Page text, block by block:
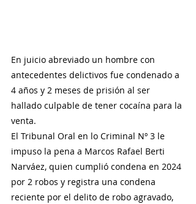
En juicio abreviado un hombre con
antecedentes delictivos fue condenado a
4 años y 2 meses de prisión al ser
hallado culpable de tener cocaína para la
venta.
El Tribunal Oral en lo Criminal Nº 3 le
impuso la pena a Marcos Rafael Berti
Narváez, quien cumplió condena en 2024
por 2 robos y registra una condena
reciente por el delito de robo agravado,